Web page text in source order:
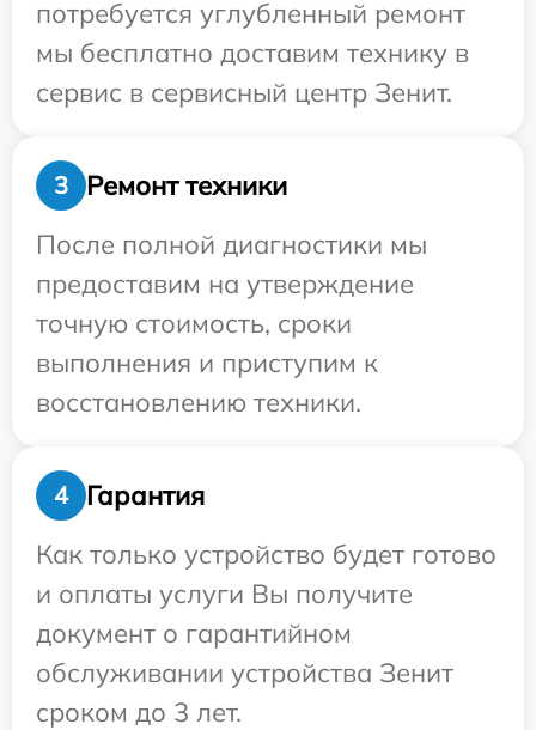
потребуется углубленный ремонт
мы бесплатно доставим технику в
сервис в сервисный центр Зенит.
3
Ремонт техники
После полной диагностики мы
предоставим на утверждение
точную стоимость, сроки
выполнения и приступим к
восстановлению техники.
4
Гарантия
Как только устройство будет готово
и оплаты услуги Вы получите
документ о гарантийном
обслуживании устройства Зенит
сроком до 3 лет.